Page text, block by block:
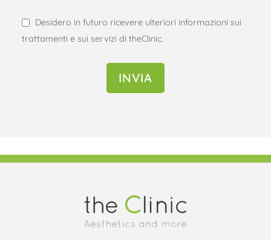
Desidero in futuro ricevere ulteriori informazioni sui
trattamenti e sui servizi di theClinic.
INVIA